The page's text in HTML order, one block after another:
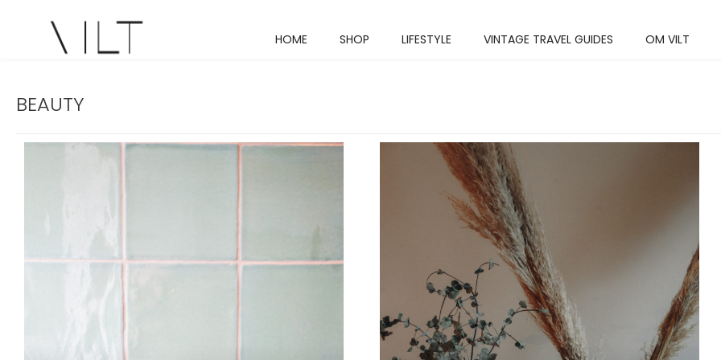
HOME SHOP LIFESTYLE VINTAGE TRAVEL GUIDES OM VILT
BEAUTY